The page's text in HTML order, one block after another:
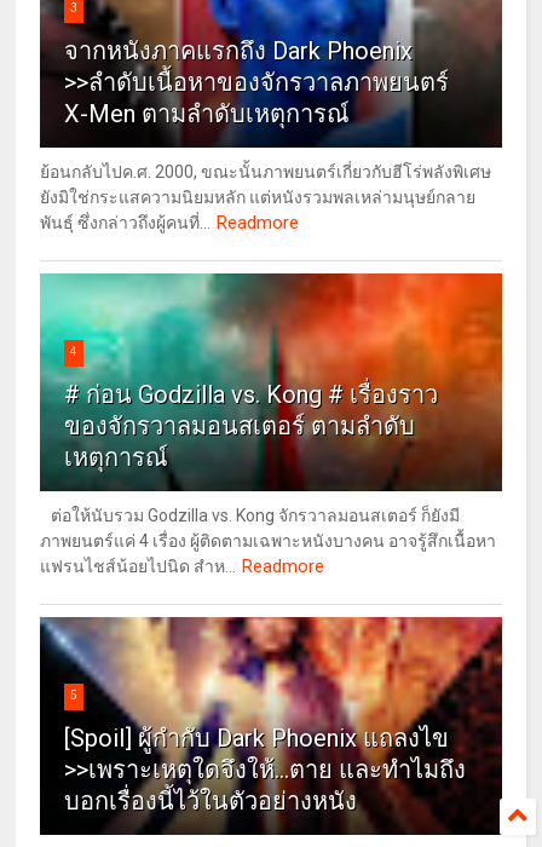
3
จากหนังภาคแรกถึง Dark Phoenix
>>ลำดับเนื้อหาของจักรวาลภาพยนตร์
X-Men ตามลำดับเหตุการณ์
ย้อนกลับไปค.ศ. 2000, ขณะนั้นภาพยนตร์เกี่ยวกับฮีโร่พลังพิเศษ
ยังมิใช่กระแสความนิยมหลัก แต่หนังรวมพลเหล่ามนุษย์กลาย
พันธุ์ ซึ่งกล่าวถึงผู้คนที่...
Readmore
4
# ก่อน Godzilla vs. Kong # เรื่องราว
ของจักรวาลมอนสเตอร์ ตามลำดับ
เหตุการณ์
ต่อให้นับรวม Godzilla vs. Kong จักรวาลมอนสเตอร์ ก็ยังมี
ภาพยนตร์แค่ 4 เรื่อง ผู้ติดตามเฉพาะหนังบางคน อาจรู้สึกเนื้อหา
แฟรนไชส์น้อยไปนิด สำห...
Readmore
5
[Spoil] ผู้กำกับ Dark Phoenix แถลงไข
>>เพราะเหตุใดจึงให้...ตาย และทำไมถึง
บอกเรื่องนี้ไว้ในตัวอย่างหนัง